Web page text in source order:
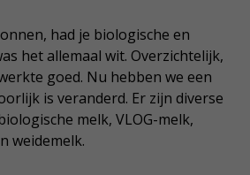
had je biologische en
het allemaal wit. Overzichtelijk,
goed. Nu hebben we een
is veranderd. Er zijn diverse
melk, VLOG-melk,
weidemelk.